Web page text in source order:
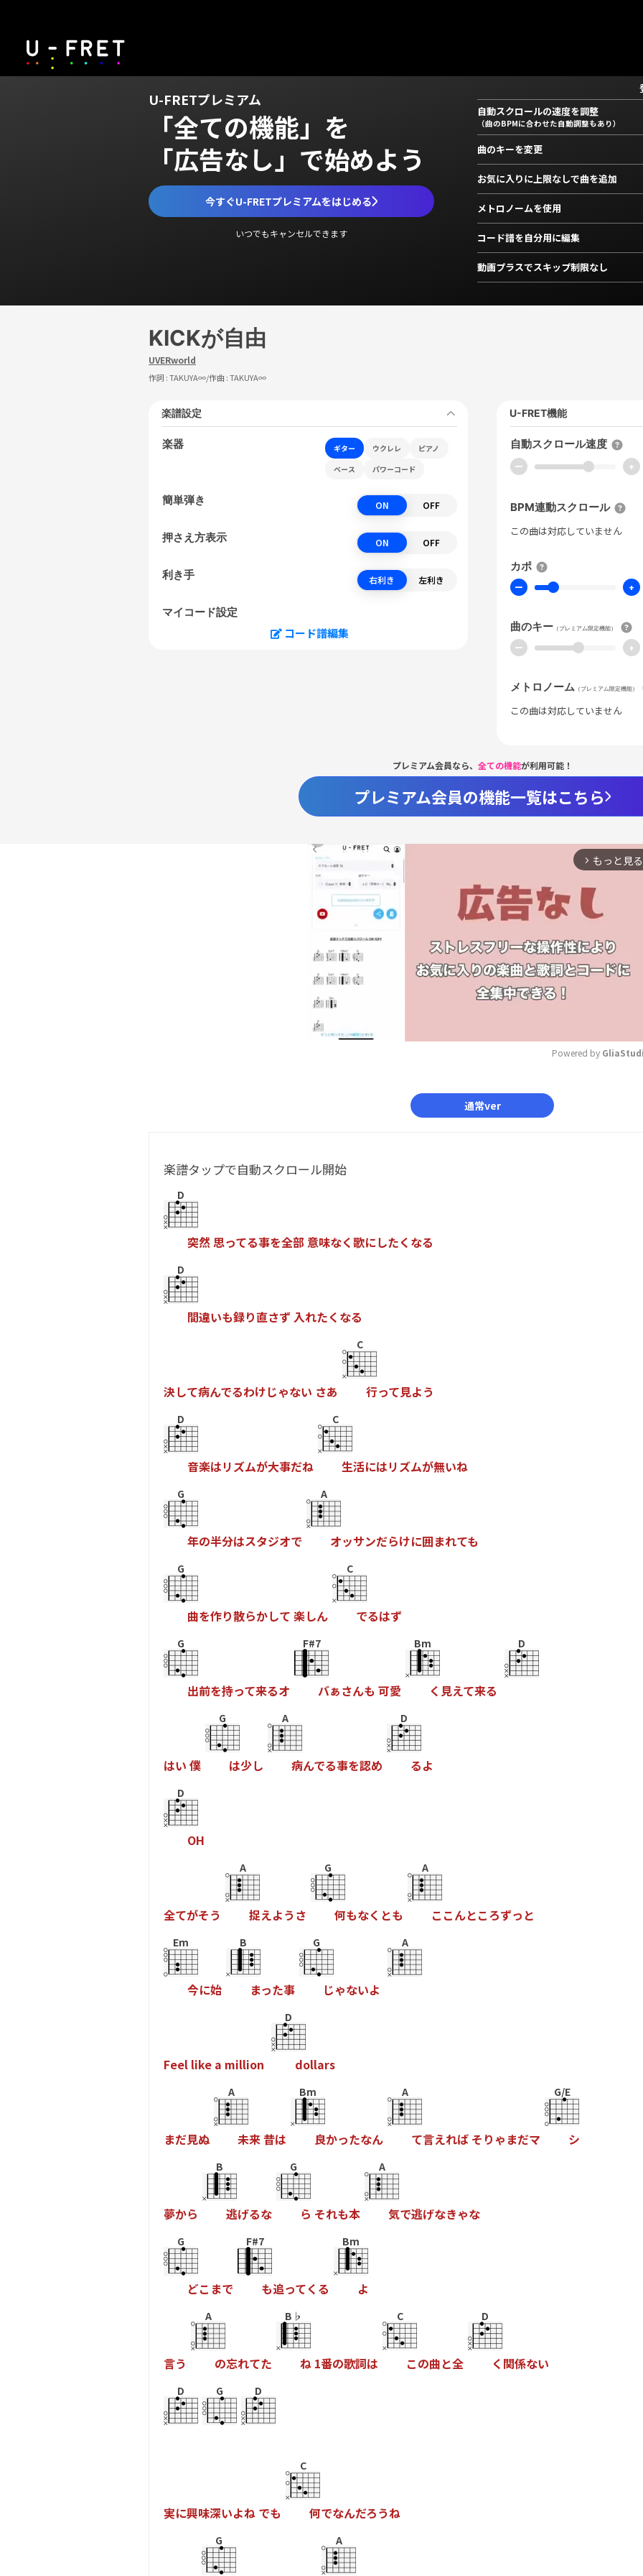
U-FRETプレミアム
「全ての機能」を
「広告なし」で始めよう
今すぐU-FRETプレミアムをはじめる
いつでもキャンセルできます
自動スクロールの速度を調整
（曲のBPMに合わせた自動調整もあり）
曲のキーを変更
お気に入りに上限なしで曲を追加
メトロノームを使用
コード譜を自分用に編集
動画プラスでスキップ制限なし
KICKが自由
UVERworld
作詞 :TAKUYA∞/作曲 :TAKUYA∞
楽譜設定
楽器 ギター ウクレレ
ピアノ
ベース
パワーコード
簡単弾き ON OFF
押さえ方表示 ON OFF
利き手 右利き 左利き
マイコード設定
コード譜編集
U-FRET機能
自動スクロール速度
ー +
BPM連動スクロール
この曲は対応していません
カポ
ー +
曲のキー （プレミアム限定機能）
ー +
メトロノーム （プレミアム限定機能）
この曲は対応していません
プレミアム会員なら、 全ての機能が利用可能！
プレミアム会員の機能一覧はこちら
arrow_forward_ios もっと見る
Powered by
通常ver
楽譜タップで自動スクロール開始
D
突然思ってる事を全部 意味なく歌にしたく なる
D
間違いも録り直さず入れたく なる
決して病んでるわけじゃない さあ
C
行って見よう
D
音楽はリズムが大事だね
C
生活にはリズムが無いね
G
年の半分はスタジオで
A
オッサンだらけに囲まれても
G
曲を作り散らかして 楽しん
C
でるはず
G
出前を持って来るオ
F#7
バぁさんも 可愛
Bm
く 見えて来る
D
はい 僕
G
は少し
A
病んでる事を認め
D
るよ
D
OH
全てがそう
A
捉えよう さ
G
何もなく とも
A
こ こんところずっ と
Em
今に始
B
まった事
G
じゃないよ
A
Feel like a million
D
dollars
まだ見ぬ
A
未来昔は
Bm
良かったなん
A
て言えれば そ り ゃ まだマ
G/E
シ
夢から
B
逃げるな
G
ら それも本
A
気で逃げなきゃな
G
どこ まで
F#7
も追ってく る
Bm
よ
言う
A
の忘れてた
B♭
ね 1番の歌詞は
C
この曲と全
D
く 関係ない
D G D
実に興味深いよね でも
C
何でなんだろうね
G A